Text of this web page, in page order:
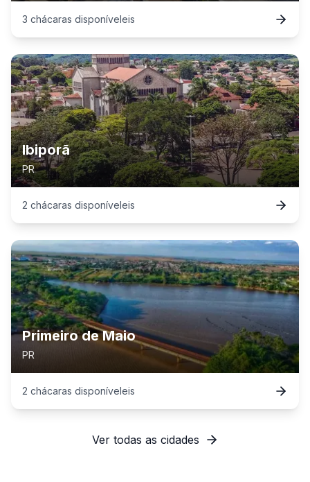
3 chácaras disponíveleis
Ibiporã
PR
2 chácaras disponíveleis
Primeiro de Maio
PR
2 chácaras disponíveleis
Ver todas as cidades